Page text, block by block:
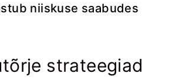
niiskuse saabudes
strateegiad